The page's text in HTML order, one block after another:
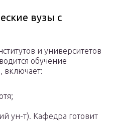
вузы с
и университетов
обучение
включает:
ун-т). Кафедра готовит